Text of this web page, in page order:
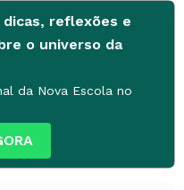
reflexões e
o universo da
da Nova Escola no